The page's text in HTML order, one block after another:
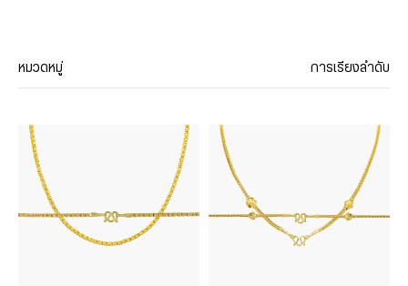
หมวดหมู่
ฮั่วเซ่งเฮง ช็อปออนไลน์
การเรียงลำดับ